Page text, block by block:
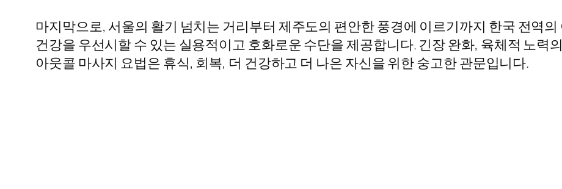
마지막으로, 서울의 활기 넘치는 거리부터 제주도의 편안한 풍경에 이르기까지 한국 전역
건강을 우선시할 수 있는 실용적이고 호화로운 수단을 제공합니다. 긴장 완화, 육체적 노력
아웃콜 마사지 요법은 휴식, 회복, 더 건강하고 더 나은 자신을 위한 숭고한 관문입니다.